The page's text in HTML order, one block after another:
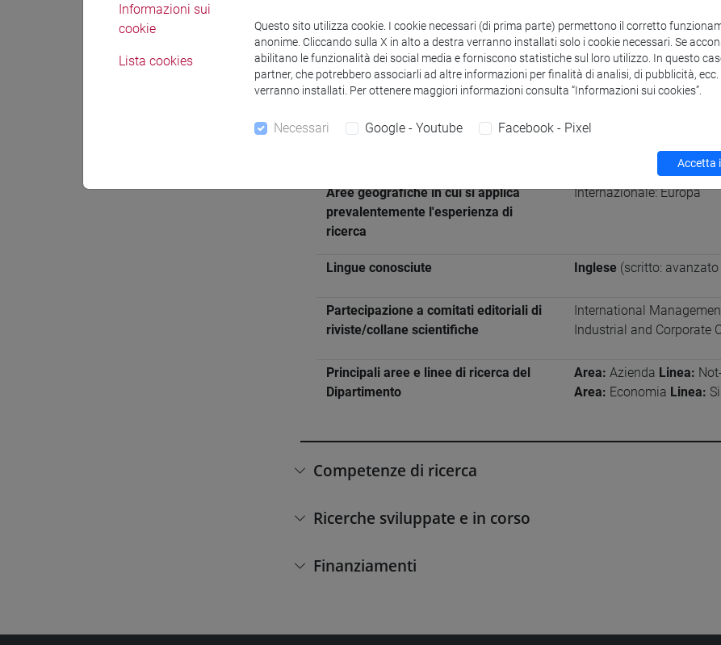
Attività e competenze di ricerca
Informazioni generali
Settore Scientifico Disciplinare (SSD)
Economia e gestione
Aree geografiche in cui si applica
prevalentemente l'esperienza di
ricerca
Internazionale: Europa
Lingue conosciute Inglese (scritto:
Partecipazione a comitati editoriali di
riviste/collane scientifiche
International
Industrial and Corporate
Principali aree e linee di ricerca del
Dipartimento
Area: Azienda Linea:
Area: Economia Linea:
Competenze di ricerca
Ricerche sviluppate e in corso
Finanziamenti
Informazioni sui
cookie
Lista cookies
Questo sito utilizza cookie. I cookie necessari (di prima parte) permettono il corretto
anonime. Cliccando sulla X in alto a destra verranno installati solo i cookie necessari. Se
abilitano le funzionalità dei social media e forniscono statistiche sul loro utilizzo. In questo
partner, che potrebbero associarli ad altre informazioni per finalità di analisi, di pubblicità,
verranno installati. Per ottenere maggiori informazioni consulta “Informazioni sui cookies”.
Necessari Google - Youtube Facebook - Pixel
Accetta